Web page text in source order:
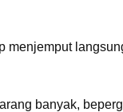
banyak,